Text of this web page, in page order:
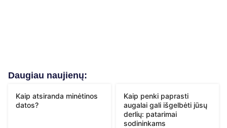
Daugiau naujienų:
Kaip atsiranda minėtinos
datos?
Kaip penki paprasti
augalai gali išgelbėti jūsų
derlių: patarimai
sodininkams